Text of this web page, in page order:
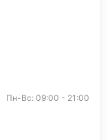
Пн-Вс: 09:00 - 21:00